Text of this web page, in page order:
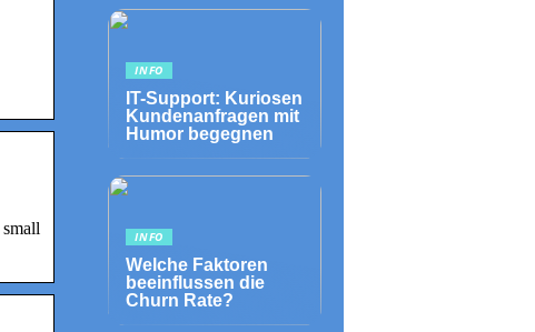
INFO
IT-Support: Kuriosen
Kundenanfragen mit
Humor begegnen
INFO
Welche Faktoren
beeinflussen die
Churn Rate?